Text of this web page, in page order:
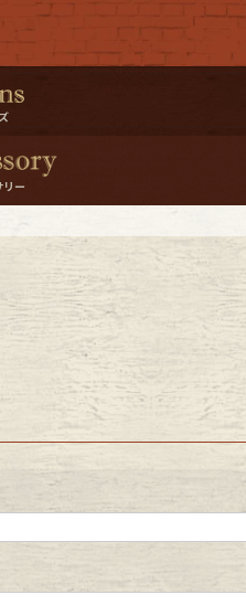
Offクーポンプレゼント
ーポンプレゼント
LINE ID連携
マイページ
International Shipping
特集一覧
スタッフコーディネート
古着卸DOCK
リー